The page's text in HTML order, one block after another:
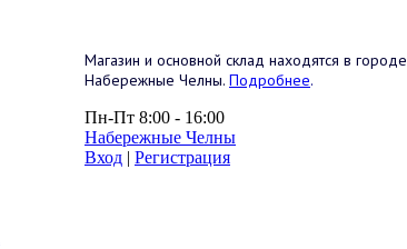
Магазин и основной склад находятся в городе
Набережные Челны. Подробнее.
Пн-Пт 8:00 - 16:00
Набережные Челны
Вход | Регистрация